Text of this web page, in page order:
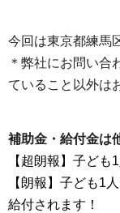
今回は東京都練馬
＊弊社にお問い合
ていること以外は
補助金・給付金は
【超朗報】子ども
【朗報】子ども1
給付されます！